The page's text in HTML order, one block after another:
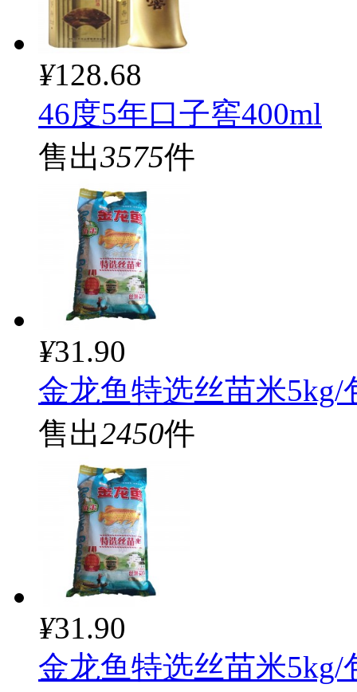
¥128.68
46度5年口子窖400ml
售出3575件
¥31.90
金龙鱼特选丝苗米5kg/
售出2450件
¥31.90
金龙鱼特选丝苗米5kg/